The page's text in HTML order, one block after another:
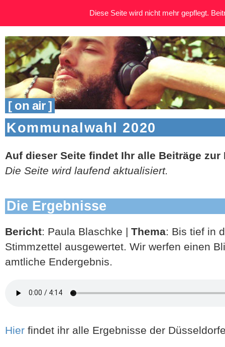
[ on air ]
Kommunalwahl 2020
Auf dieser Seite findet Ihr alle Beiträge zur
Die Seite wird laufend aktualisiert.
Die Ergebnisse
Bericht: Paula Blaschke | Thema: Bis tief in
Stimmzettel ausgewertet. Wir werfen einen
amtliche Endergebnis.
Hier findet ihr alle Ergebnisse der
Diese Seite wird nicht mehr gepflegt.